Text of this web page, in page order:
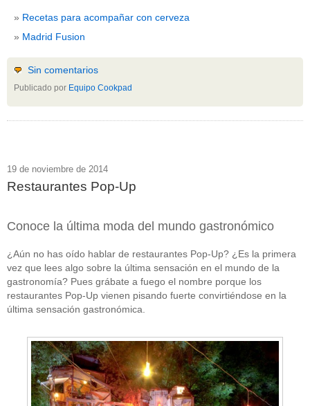
Recetas para acompañar con cerveza
Madrid Fusion
Sin comentarios
Publicado por Equipo Cookpad
19 de noviembre de 2014
Restaurantes Pop-Up
Conoce la última moda del mundo gastronómico
¿Aún no has oído hablar de restaurantes Pop-Up? ¿Es la primera
vez que lees algo sobre la última sensación en el mundo de la
gastronomía? Pues grábate a fuego el nombre porque los
restaurantes Pop-Up vienen pisando fuerte convirtiéndose en la
última sensación gastronómica.